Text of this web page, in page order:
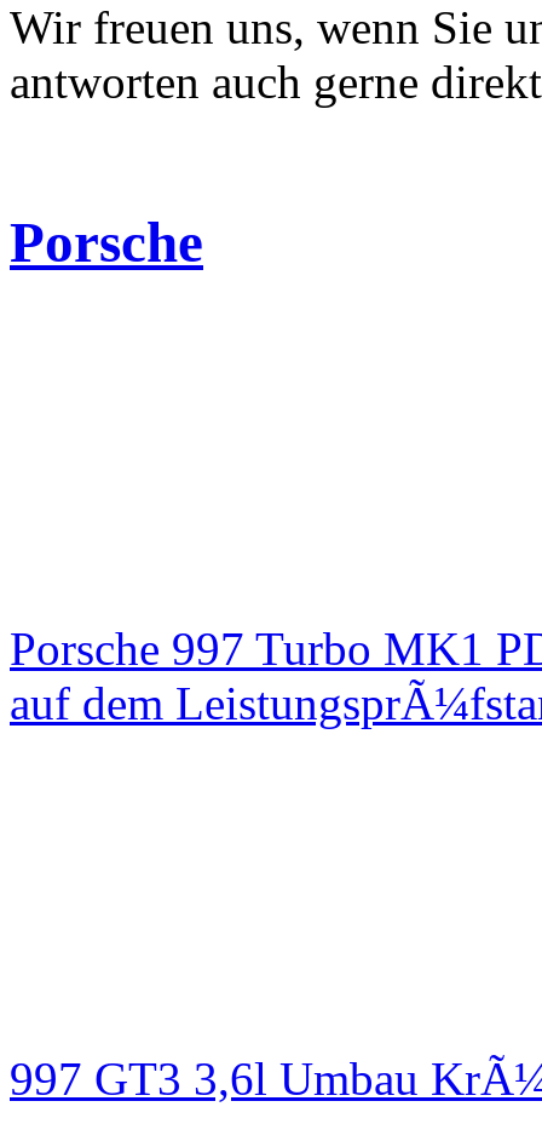
Wir freuen uns, wenn Sie
antworten auch gerne
Porsche
Porsche 997 Turbo MK1
auf dem
997 GT3 3,6l Umbau